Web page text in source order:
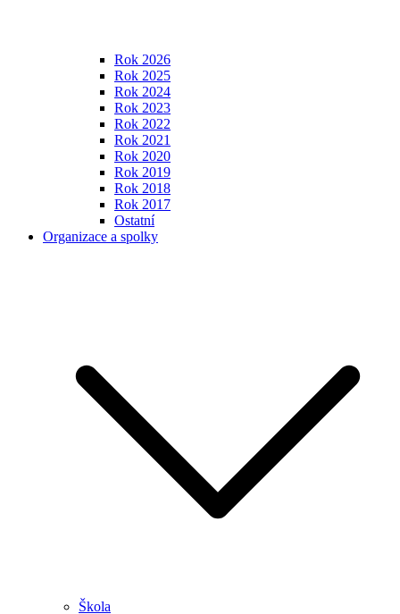
Rok 2026
Rok 2025
Rok 2024
Rok 2023
Rok 2022
Rok 2021
Rok 2020
Rok 2019
Rok 2018
Rok 2017
Ostatní
Organizace a spolky
Škola